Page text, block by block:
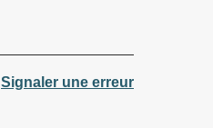
Signaler une erreur